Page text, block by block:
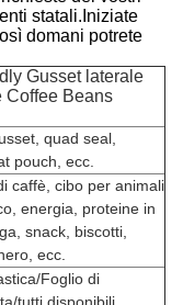
statali.Iniziate
domani potrete
Gusset laterale
Coffee Beans
quad seal,
pouch, ecc.
caffè, cibo per animali
energia, proteine in
snack, biscotti,
ecc.
Foglio di